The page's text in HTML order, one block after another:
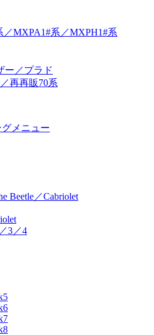
／MXPA1#系／MXPH1#系
ー／プラド
再再販70系
メニュー
Beetle／Cabriolet
3／4